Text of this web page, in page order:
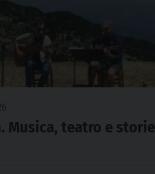
Musica, teatro e storie